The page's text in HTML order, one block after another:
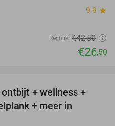
9.9 star
Regulier €42,50
€26,50
33%
+ wellness +
+ meer in